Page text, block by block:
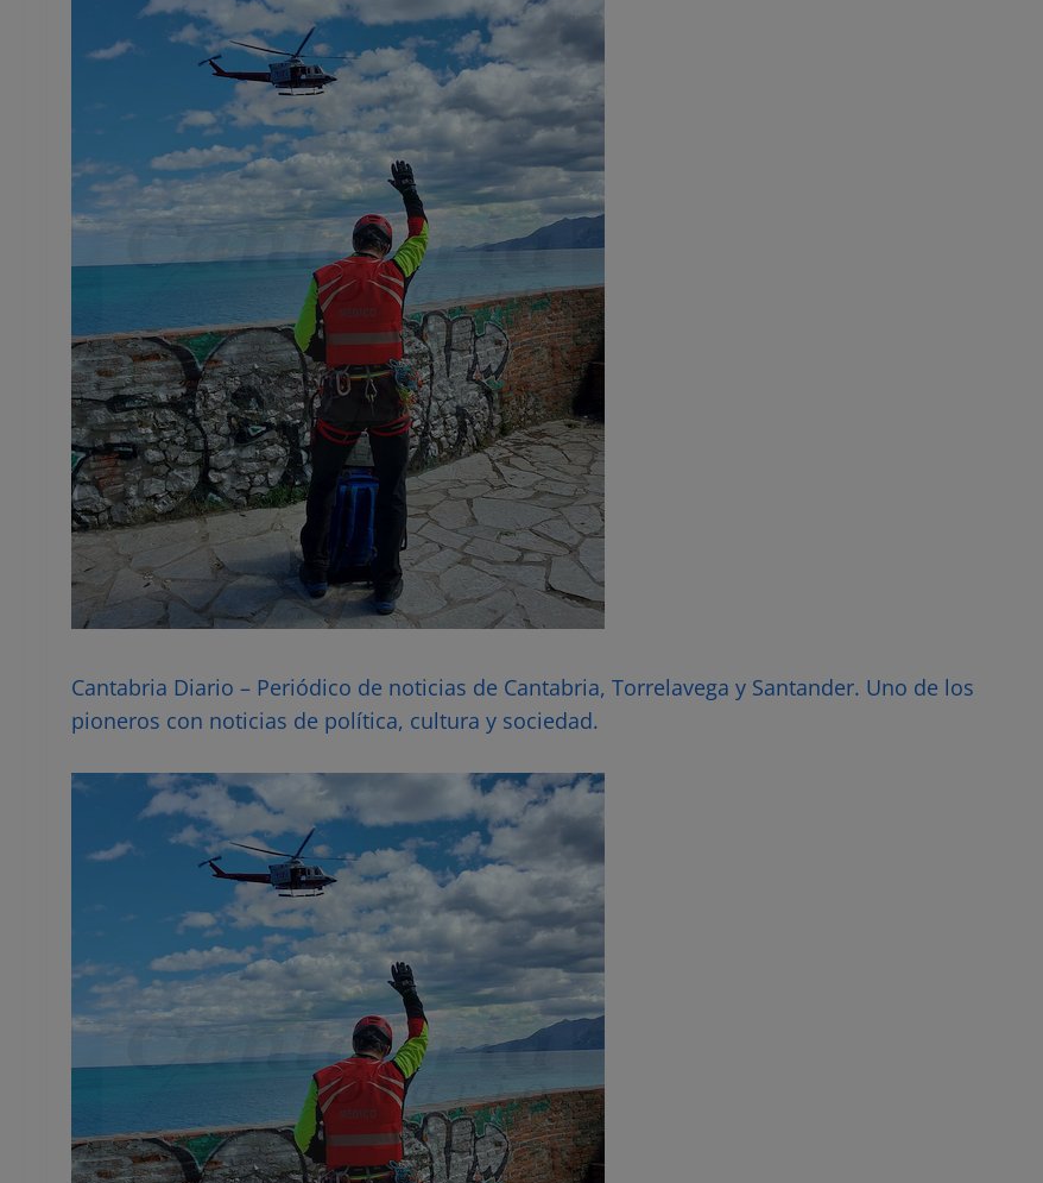
Cantabria Diario – Periódico de noticias de Cantabria, Torrelavega y Santander. Uno de los
pioneros con noticias de política, cultura y sociedad.